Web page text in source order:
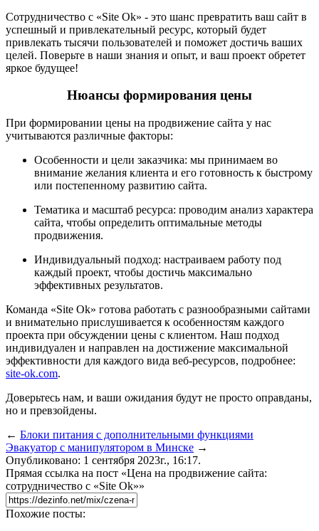
Сотрудничество с «Site Ok‎» - это шанс превратить ваш сайт в
успешный и привлекательный ресурс, который будет
привлекать тысячи пользователей и поможет достичь ваших
целей. Поверьте в наши знания и опыт, и ваш проект обретет
яркое будущее!
Нюансы формирования цены
При формировании цены на продвижение сайта у нас
учитываются различные факторы:
Особенности и цели заказчика: мы принимаем во
внимание желания клиента и его готовность к быстрому
или постепенному развитию сайта.
Тематика и масштаб ресурса: проводим анализ характера
сайта, чтобы определить оптимальные методы
продвижения.
Индивидуальный подход: настраиваем работу под
каждый проект, чтобы достичь максимально
эффективных результатов.
Команда «Site Ok‎» готова работать с разнообразными сайтами
и внимательно прислушивается к особенностям каждого
проекта при обсуждении цены с клиентом. Наш подход
индивидуален и направлен на достижение максимальной
эффективности для каждого вида веб-ресурсов, подробнее:
site-ok.com.
Доверьтесь нам, и ваши ожидания будут не просто оправданы,
но и превзойдены.
← Блоки питания с дополнительными функциями
Эвакуатор с манипулятором в Минске →
Опубликовано: 1 сентября 2023г., 16:17.
Прямая ссылка на пост «Цена на продвижение сайта:
сотрудничество с «Site Ok‎»»
Похожие посты: